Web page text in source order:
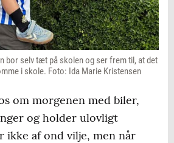
bor selv tæt på skolen og ser frem til, at det
i skole. Foto: Ida Marie Kristensen
om morgenen med biler,
og holder ulovligt
ikke af ond vilje, men når